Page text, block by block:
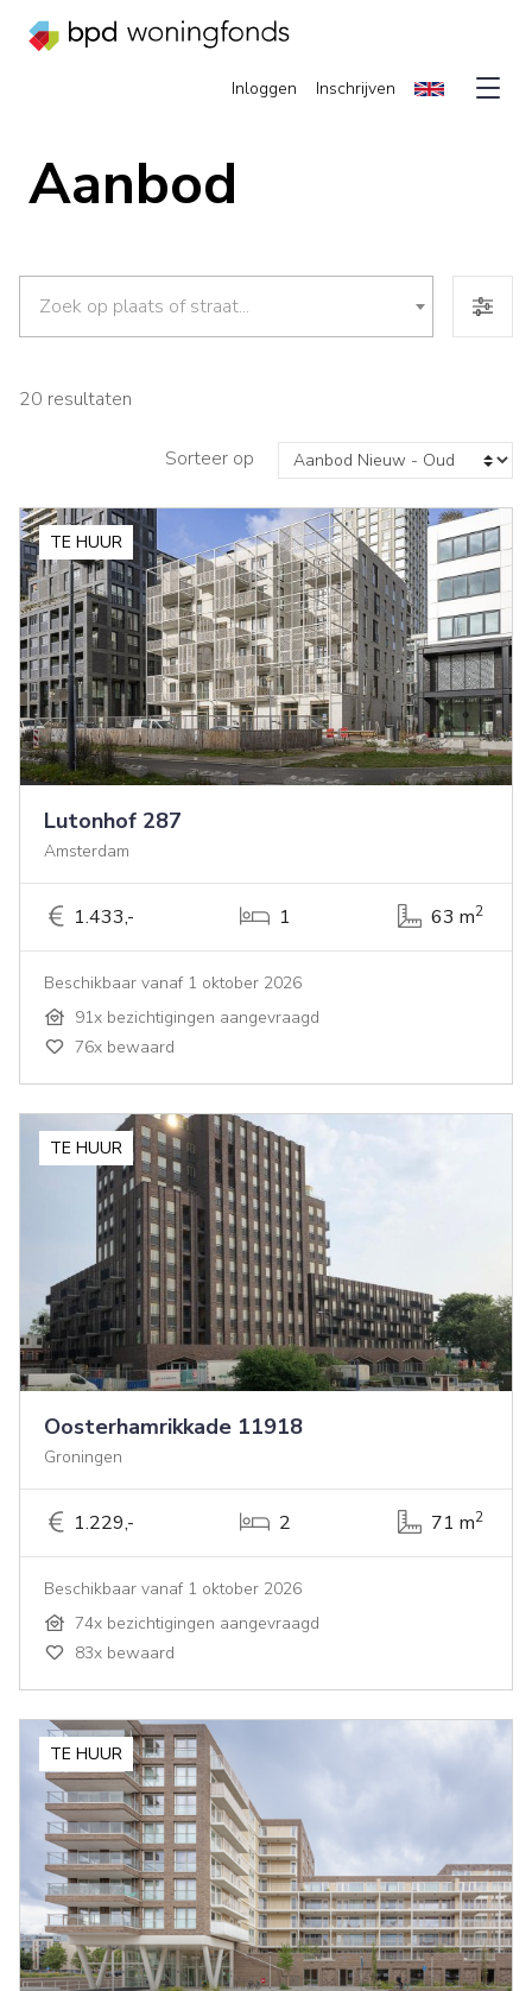
Inloggen Inschrijven
Aanbod
Zoek op plaats of straat...
20 resultaten
Sorteer op
TE HUUR
Lutonhof 287
Amsterdam
1.433,- 1 63 m2
Beschikbaar vanaf 1 oktober 2026
91x bezichtigingen aangevraagd
76x bewaard
TE HUUR
Oosterhamrikkade 11918
Groningen
1.229,- 2 71 m2
Beschikbaar vanaf 1 oktober 2026
74x bezichtigingen aangevraagd
83x bewaard
TE HUUR